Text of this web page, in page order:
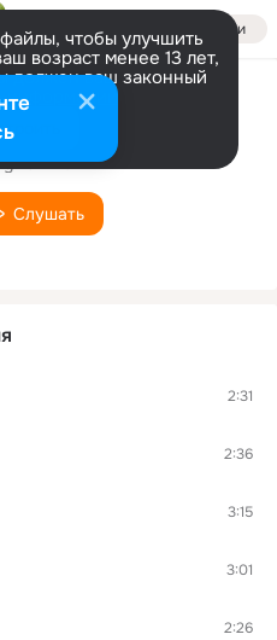
Войти
чтобы улучшить
возраст менее 13 лет,
должен ваш законный
информации
Laul
Tamme
Слушать
2:31
2:36
3:15
3:01
2:26